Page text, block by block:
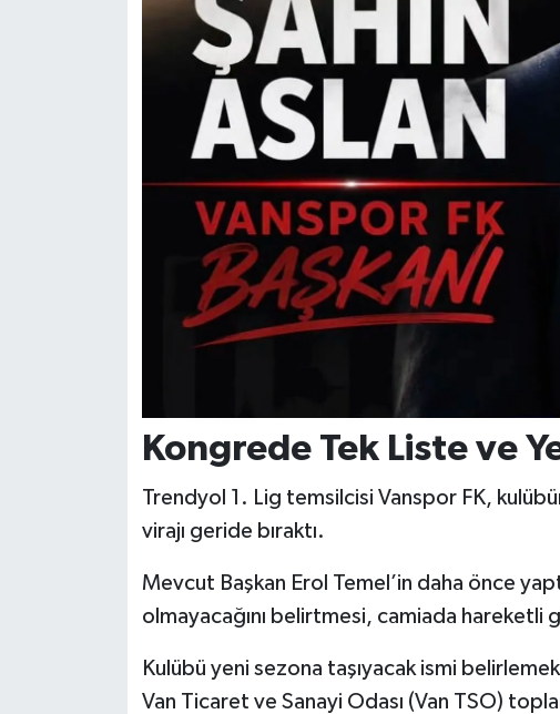
Kongrede Tek Liste ve
Trendyol 1. Lig temsilcisi Vanspor FK,
virajı geride bıraktı.
Mevcut Başkan Erol Temel’in daha önce
olmayacağını belirtmesi, camiada hareketli
Kulübü yeni sezona taşıyacak ismi
Van Ticaret ve Sanayi Odası (Van TSO)